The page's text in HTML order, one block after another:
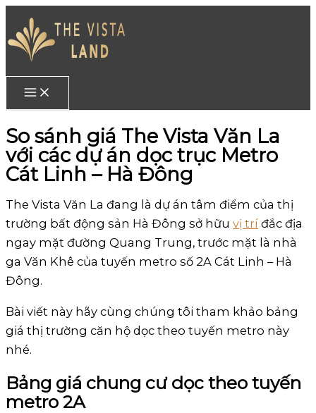
to
content
So sánh giá The Vista Văn La
với các dự án dọc trục Metro
Cát Linh – Hà Đông
The Vista Văn La đang là dự án tâm điểm của thị
trường bất động sản Hà Đông sở hữu vị trí đắc địa
ngay mặt đường Quang Trung, trước mặt là nhà
ga Văn Khê của tuyến metro số 2A Cát Linh – Hà
Đông.
Bài viết này hãy cùng chúng tôi tham khảo bảng
giá thị trường căn hộ dọc theo tuyến metro này
nhé.
Bảng giá chung cư dọc theo tuyến
metro 2A